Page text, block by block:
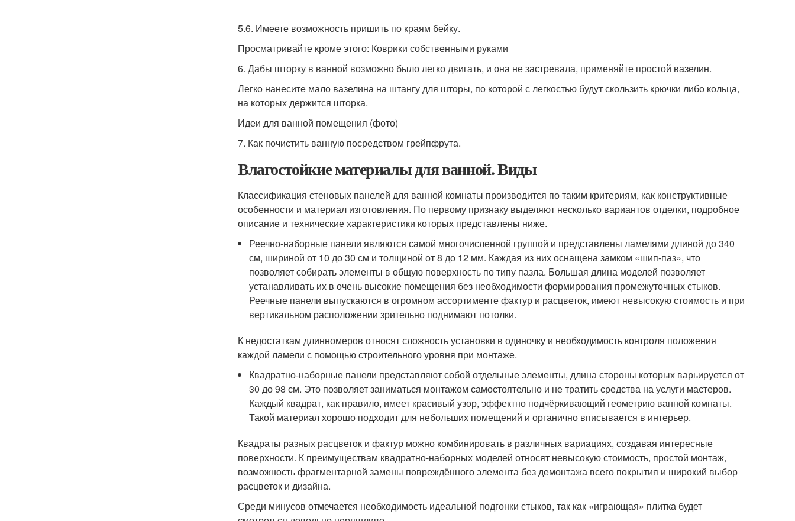
5.6. Имеете возможность пришить по краям бейку.
Просматривайте кроме этого: Коврики собственными руками
6. Дабы шторку в ванной возможно было легко двигать, и она не застревала, применяйте простой вазелин.
Легко нанесите мало вазелина на штангу для шторы, по которой с легкостью будут скользить крючки либо кольца,
на которых держится шторка.
Идеи для ванной помещения (фото)
7. Как почистить ванную посредством грейпфрута.
Влагостойкие материалы для ванной. Виды
Классификация стеновых панелей для ванной комнаты производится по таким критериям, как конструктивные
особенности и материал изготовления. По первому признаку выделяют несколько вариантов отделки, подробное
описание и технические характеристики которых представлены ниже.
Реечно-наборные панели являются самой многочисленной группой и представлены ламелями длиной до 340
см, шириной от 10 до 30 см и толщиной от 8 до 12 мм. Каждая из них оснащена замком «шип-паз», что
позволяет собирать элементы в общую поверхность по типу пазла. Большая длина моделей позволяет
устанавливать их в очень высокие помещения без необходимости формирования промежуточных стыков.
Реечные панели выпускаются в огромном ассортименте фактур и расцветок, имеют невысокую стоимость и при
вертикальном расположении зрительно поднимают потолки.
К недостаткам длинномеров относят сложность установки в одиночку и необходимость контроля положения
каждой ламели с помощью строительного уровня при монтаже.
Квадратно-наборные панели представляют собой отдельные элементы, длина стороны которых варьируется от
30 до 98 см. Это позволяет заниматься монтажом самостоятельно и не тратить средства на услуги мастеров.
Каждый квадрат, как правило, имеет красивый узор, эффектно подчёркивающий геометрию ванной комнаты.
Такой материал хорошо подходит для небольших помещений и органично вписывается в интерьер.
Квадраты разных расцветок и фактур можно комбинировать в различных вариациях, создавая интересные
поверхности. К преимуществам квадратно-наборных моделей относят невысокую стоимость, простой монтаж,
возможность фрагментарной замены повреждённого элемента без демонтажа всего покрытия и широкий выбор
расцветок и дизайна.
Среди минусов отмечается необходимость идеальной подгонки стыков, так как «играющая» плитка будет